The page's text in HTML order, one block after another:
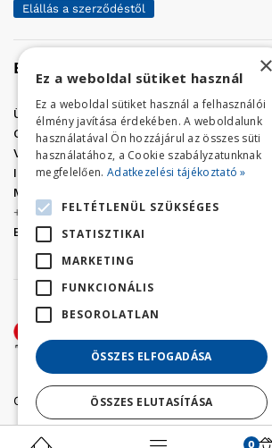
Elállás a szerződéstől
Elérhetőség
Üzletünk címe:
Szolnok, Vércse út 17.
Golf Center Áruház:06 (56) 423-324
VÁR-Kert Áruház: 06 (56) 429-771
Iroda:06 (56) 421-857
Megrendelés, termék információ:
+36 (70) 938-3356
E-mail:
golfaruhaz@gmail.com
Copyright © 2022 Golfker Kft. - Minden
0
×
Ez a weboldal sütiket használ
Ez a weboldal sütiket használ a felhasználói
élmény javítása érdekében. A weboldalunk
használatával Ön hozzájárul az összes süti
használatához, a Cookie szabályzatunknak
megfelelően. Adatkezelési tájékoztató »
FELTÉTLENÜL SZÜKSÉGES
STATISZTIKAI
MARKETING
FUNKCIONÁLIS
BESOROLATLAN
ÖSSZES ELFOGADÁSA
ÖSSZES ELUTASÍTÁSA
Részletek megjelenítése